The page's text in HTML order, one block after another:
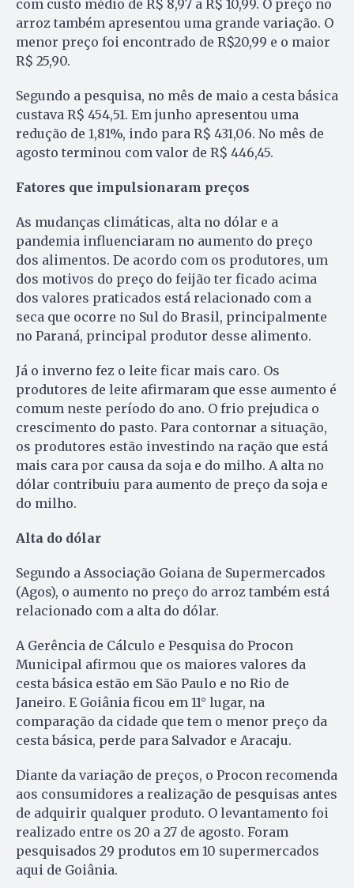
com custo médio de R$ 8,97 a R$ 10,99. O preço no
arroz também apresentou uma grande variação. O
menor preço foi encontrado de R$20,99 e o maior
R$ 25,90.
Segundo a pesquisa, no mês de maio a cesta básica
custava R$ 454,51. Em junho apresentou uma
redução de 1,81%, indo para R$ 431,06. No mês de
agosto terminou com valor de R$ 446,45.
Fatores que impulsionaram preços
As mudanças climáticas, alta no dólar e a
pandemia influenciaram no aumento do preço
dos alimentos. De acordo com os produtores, um
dos motivos do preço do feijão ter ficado acima
dos valores praticados está relacionado com a
seca que ocorre no Sul do Brasil, principalmente
no Paraná, principal produtor desse alimento.
Já o inverno fez o leite ficar mais caro. Os
produtores de leite afirmaram que esse aumento é
comum neste período do ano. O frio prejudica o
crescimento do pasto. Para contornar a situação,
os produtores estão investindo na ração que está
mais cara por causa da soja e do milho. A alta no
dólar contribuiu para aumento de preço da soja e
do milho.
Alta do dólar
Segundo a Associação Goiana de Supermercados
(Agos), o aumento no preço do arroz também está
relacionado com a alta do dólar.
A Gerência de Cálculo e Pesquisa do Procon
Municipal afirmou que os maiores valores da
cesta básica estão em São Paulo e no Rio de
Janeiro. E Goiânia ficou em 11° lugar, na
comparação da cidade que tem o menor preço da
cesta básica, perde para Salvador e Aracaju.
Diante da variação de preços, o Procon recomenda
aos consumidores a realização de pesquisas antes
de adquirir qualquer produto. O levantamento foi
realizado entre os 20 a 27 de agosto. Foram
pesquisados 29 produtos em 10 supermercados
aqui de Goiânia.